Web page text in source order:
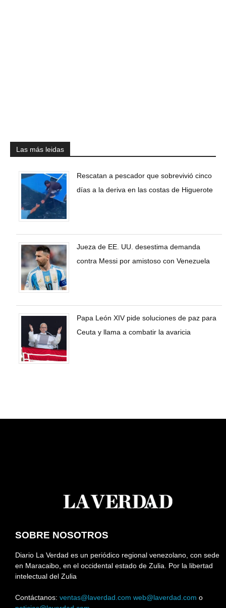
Las más leidas
Rescatan a pescador que sobrevivió cinco
días a la deriva en las costas de Higuerote
Jueza de EE. UU. desestima demanda
contra Messi por amistoso con Venezuela
Papa León XIV pide soluciones de paz para
Ceuta y llama a combatir la avaricia
SOBRE NOSOTROS
Diario La Verdad es un periódico regional venezolano, con sede
en Maracaibo, en el occidental estado de Zulia. Por la libertad
intelectual del Zulia
Contáctanos: ventas@laverdad.com web@laverdad.com o